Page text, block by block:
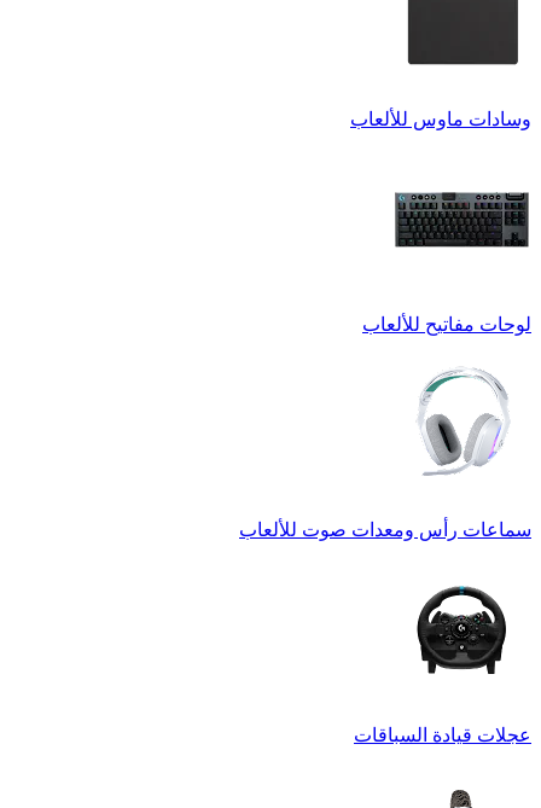
وسادات ماوس للألعاب
لوحات مفاتيح للألعاب
سماعات رأس ومعدات صوت للألعاب
عجلات قيادة السباقات